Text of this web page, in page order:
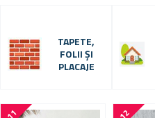
TAPETE,
FOLII ȘI
PLACAJE